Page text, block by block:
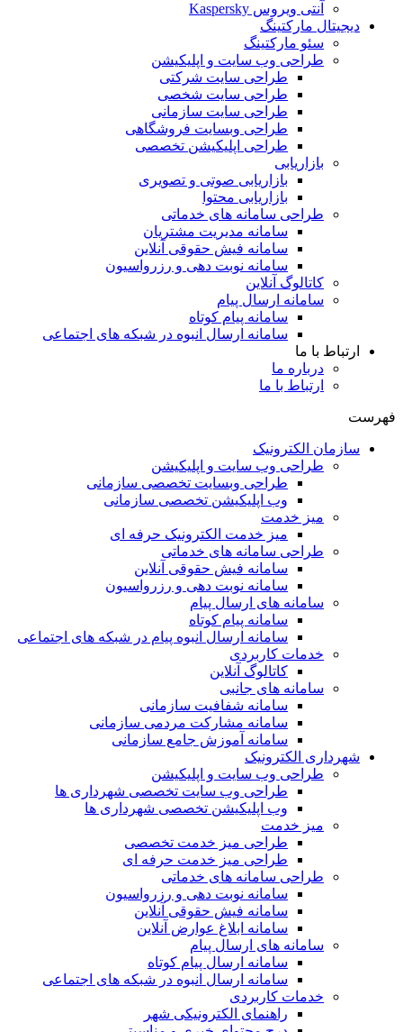
آنتی ویروس Kaspersky
دیجیتال مارکتینگ
سئو مارکتینگ
طراحی وب سایت و اپلیکیشن
طراحی سایت شرکتی
طراحی سایت شخصی
طراحی سایت سازمانی
طراحی وبسایت فروشگاهی
طراحی اپلیکیشن تخصصی
بازاریابی
بازاریابی صوتی و تصویری
بازاریابی محتوا
طراحی سامانه های خدماتی
سامانه مدیریت مشتریان
سامانه فیش حقوقی آنلاین
سامانه نوبت دهی و رزرواسیون
کاتالوگ آنلاین
سامانه ارسال پیام
سامانه پیام کوتاه
سامانه ارسال انبوه در شبکه های اجتماعی
ارتباط با ما
درباره ما
ارتباط با ما
سازمان الکترونیک
طراحی وب سایت و اپلیکیشن
طراحی وبسایت تخصصی سازمانی
وب اپلیکیشن تخصصی سازمانی
میز خدمت
میز خدمت الکترونیک حرفه ای
طراحی سامانه های خدماتی
سامانه فیش حقوقی آنلاین
سامانه نوبت دهی و رزرواسیون
سامانه های ارسال پیام
سامانه پیام کوتاه
سامانه ارسال انبوه پیام در شبکه های اجتماعی
خدمات کاربردی
کاتالوگ آنلاین
سامانه های جانبی
سامانه شفافیت سازمانی
سامانه مشارکت مردمی سازمانی
سامانه آموزش جامع سازمانی
شهرداری الکترونیک
طراحی وب سایت و اپلیکیشن
طراحی وب سایت تخصصی شهرداری ها
وب اپلیکیشن تخصصی شهرداری ها
میز خدمت
طراحی میز خدمت تخصصی
طراحی میز خدمت حرفه ای
طراحی سامانه های خدماتی
سامانه نوبت دهی و رزرواسیون
سامانه فیش حقوقی آنلاین
سامانه ابلاغ عوارض آنلاین
سامانه های ارسال پیام
سامانه ارسال پیام کوتاه
سامانه ارسال انبوه در شبکه های اجتماعی
خدمات کاربردی
راهنمای الکترونیکی شهر